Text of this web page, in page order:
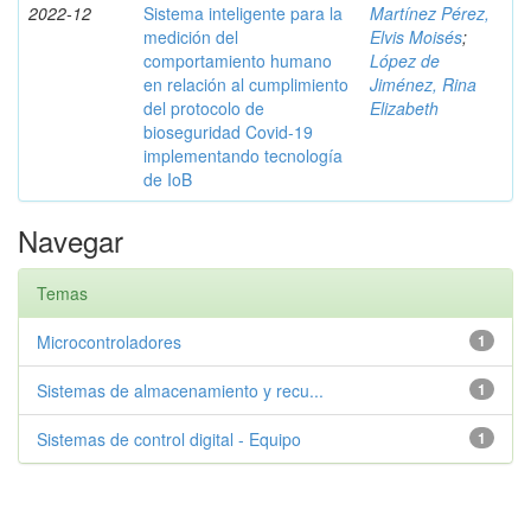
2022-12
Sistema inteligente para la
medición del
comportamiento humano
en relación al cumplimiento
del protocolo de
bioseguridad Covid-19
implementando tecnología
de IoB
Martínez Pérez,
Elvis Moisés;
López de
Jiménez, Rina
Elizabeth
Navegar
Temas
1
Microcontroladores
1
Sistemas de almacenamiento y recu...
1
Sistemas de control digital - Equipo